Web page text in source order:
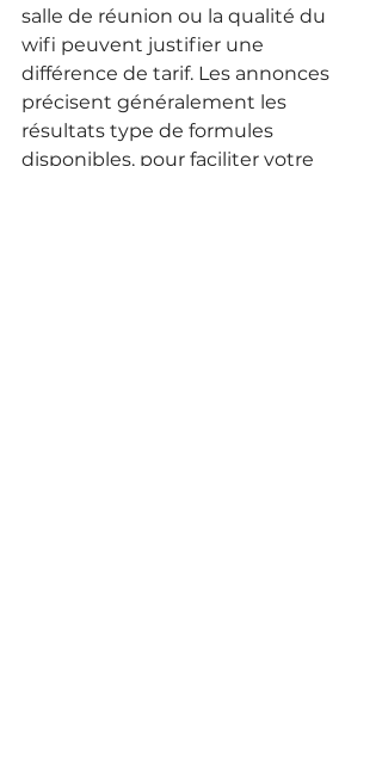
salle de réunion ou la qualité du
wifi peuvent justifier une
différence de tarif. Les annonces
précisent généralement les
résultats type de formules
disponibles, pour faciliter votre